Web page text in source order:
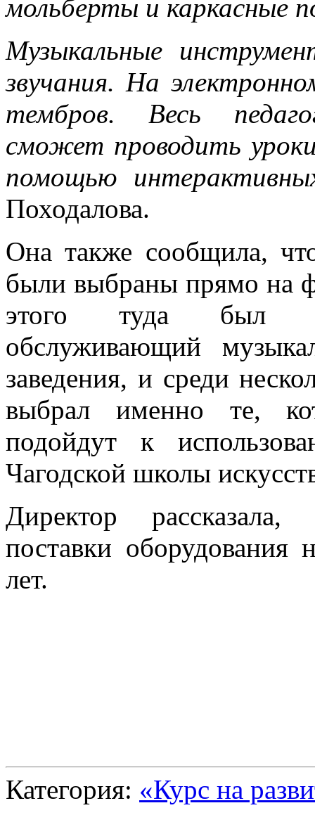
мольберты и каркасные
Музыкальные
звучания. На
тембров. Весь
сможет проводить
помощью
Походалова.
Она также сообщила,
были выбраны прямо на
этого туда был
обслуживающий
заведения, и среди
выбрал именно те,
подойдут к
Чагодской школы
Директор
поставки оборудования
лет.
Категория: «Курс на